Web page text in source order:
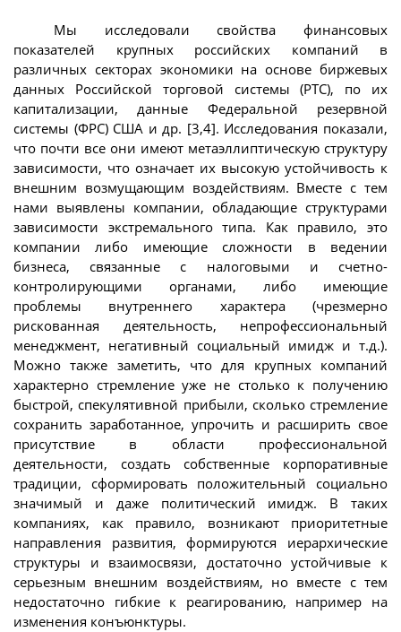
Мы исследовали свойства финансовых
показателей крупных российских компаний в
различных секторах экономики на основе биржевых
данных Российской торговой системы (РТС), по их
капитализации, данные Федеральной резервной
системы (ФРС) США и др. [3,4]. Исследования показали,
что почти все они имеют метаэллиптическую структуру
зависимости, что означает их высокую устойчивость к
внешним возмущающим воздействиям. Вместе с тем
нами выявлены компании, обладающие структурами
зависимости экстремального типа. Как правило, это
компании либо имеющие сложности в ведении
бизнеса, связанные с налоговыми и счетно-
контролирующими органами, либо имеющие
проблемы внутреннего характера (чрезмерно
рискованная деятельность, непрофессиональный
менеджмент, негативный социальный имидж и т.д.).
Можно также заметить, что для крупных компаний
характерно стремление уже не столько к получению
быстрой, спекулятивной прибыли, сколько стремление
сохранить заработанное, упрочить и расширить свое
присутствие в области профессиональной
деятельности, создать собственные корпоративные
традиции, сформировать положительный социально
значимый и даже политический имидж. В таких
компаниях, как правило, возникают приоритетные
направления развития, формируются иерархические
структуры и взаимосвязи, достаточно устойчивые к
серьезным внешним воздействиям, но вместе с тем
недостаточно гибкие к реагированию, например на
изменения конъюнктуры.